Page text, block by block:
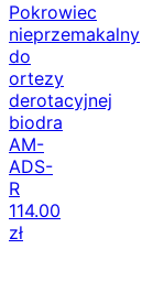
Pokrowiec
nieprzemakalny
do
ortezy
derotacyjnej
biodra
AM-
ADS-
R
114.00
zł